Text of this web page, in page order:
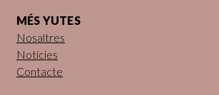
MÉS YUTES
Nosaltres
Notícies
Contacte